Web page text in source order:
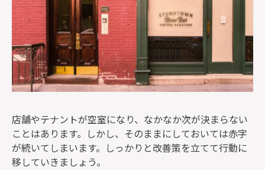
店舗やテナントが空室になり、なかなか次が決まらない
ことはあります。しかし、そのままにしておいては赤字
が続いてしまいます。しっかりと改善策を立てて行動に
移していきましょう。